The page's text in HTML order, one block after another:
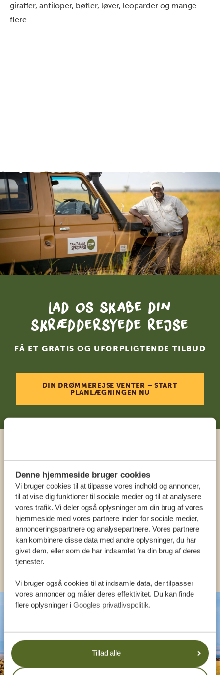
Denne hjemmeside bruger cookies
Vi bruger cookies til at tilpasse vores indhold og annoncer,
til at vise dig funktioner til sociale medier og til at analysere
vores trafik. Vi deler også oplysninger om din brug af vores
hjemmeside med vores partnere inden for sociale medier,
annonceringspartnere og analysepartnere. Vores partnere
kan kombinere disse data med andre oplysninger, du har
givet dem, eller som de har indsamlet fra din brug af deres
tjenester.
Vi bruger også cookies til at indsamle data, der tilpasser
vores annoncer og måler deres effektivitet. Du kan finde
flere oplysninger i Googles privatlivspolitik.
Tillad alle
giraffer, antiloper, bøfler, løver, leoparder og mange
flere.
Lad os skabe din
skræddersyede rejse
FÅ ET GRATIS OG UFORPLIGTENDE TILBUD
DIN DRØMMEREJSE VENTER – START
PLANLÆGNINGEN NU
Ring til en ekspert
VORES SPECIALISTER SIDDER KLAR TIL AT
HJÆLPE DIG
DA: +4589878233